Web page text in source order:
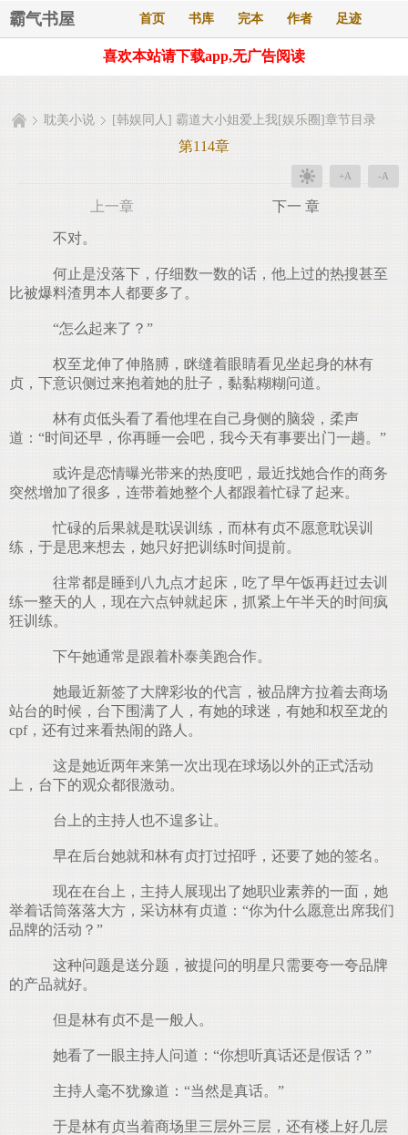
霸气书屋 首页 书库 完本 作者 足迹
喜欢本站请下载app,无广告阅读
耽美小说 [韩娱同人] 霸道大小姐爱上我[娱乐圈]章节目录
第114章
+A -A
上一章 下一 章
不对。
何止是没落下，仔细数一数的话，他上过的热搜甚至
比被爆料渣男本人都要多了。
“怎么起来了？”
权至龙伸了伸胳膊，眯缝着眼睛看见坐起身的林有
贞，下意识侧过来抱着她的肚子，黏黏糊糊问道。
林有贞低头看了看他埋在自己身侧的脑袋，柔声
道：“时间还早，你再睡一会吧，我今天有事要出门一趟。”
或许是恋情曝光带来的热度吧，最近找她合作的商务
突然增加了很多，连带着她整个人都跟着忙碌了起来。
忙碌的后果就是耽误训练，而林有贞不愿意耽误训
练，于是思来想去，她只好把训练时间提前。
往常都是睡到八九点才起床，吃了早午饭再赶过去训
练一整天的人，现在六点钟就起床，抓紧上午半天的时间疯
狂训练。
下午她通常是跟着朴泰美跑合作。
她最近新签了大牌彩妆的代言，被品牌方拉着去商场
站台的时候，台下围满了人，有她的球迷，有她和权至龙的
cpf，还有过来看热闹的路人。
这是她近两年来第一次出现在球场以外的正式活动
上，台下的观众都很激动。
台上的主持人也不遑多让。
早在后台她就和林有贞打过招呼，还要了她的签名。
现在在台上，主持人展现出了她职业素养的一面，她
举着话筒落落大方，采访林有贞道：“你为什么愿意出席我们
品牌的活动？”
这种问题是送分题，被提问的明星只需要夸一夸品牌
的产品就好。
但是林有贞不是一般人。
她看了一眼主持人问道：“你想听真话还是假话？”
主持人毫不犹豫道：“当然是真话。”
于是林有贞当着商场里三层外三层，还有楼上好几层